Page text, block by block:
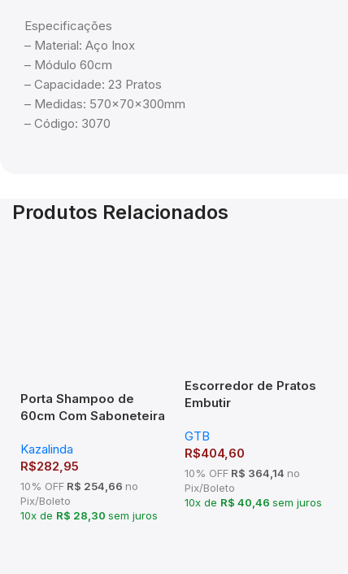
Especificações
– Material: Aço Inox
– Módulo 60cm
– Capacidade: 23 Pratos
– Medidas: 570x70x300mm
– Código: 3070
Produtos Relacionados
Porta Shampoo de
60cm Com Saboneteira
em Latão – TM176502
Kazalinda
R$282,95
10% OFF R$ 254,66 no
Pix/Boleto
10x de R$ 28,30 sem juros
Escorredor de Pratos
Embutir
600mm Inox
GTB
R$404,60
10% OFF R$ 364,14 no
Pix/Boleto
10x de R$ 40,46sem juros